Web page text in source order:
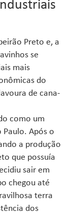
Preto e, a
se
mais
do
de cana-
como um
Após o
a produção
que possuía
sair em
chegou até
terra
dos